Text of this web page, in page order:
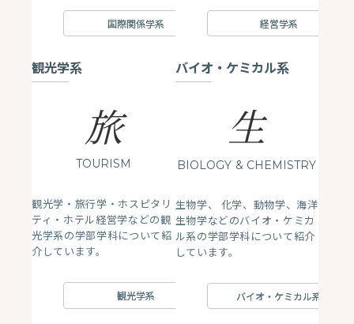
国際関係学系 経営学系
観光学系
旅
TOURISM
観光学・旅行学・ホスピタリ
ティ・ホテル経営学などの観
光学系の学部学科について紹
介しています。
観光学系
バイオ・ケミカル系
生
BIOLOGY & CHEMISTRY
生物学、 化学、動物学、海洋
生物学などのバイオ・ケミカ
ル系の学部学科について紹介
しています。
バイオ・ケミカル系